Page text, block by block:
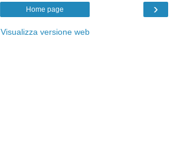
›
Home page
Visualizza versione web